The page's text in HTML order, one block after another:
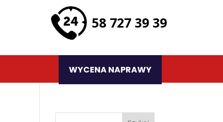
58 727 39 39
WYCENA NAPRAWY